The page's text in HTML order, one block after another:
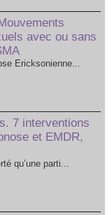
avec ou sans
Ericksonienne...
7 interventions
et EMDR,
qu’une parti...